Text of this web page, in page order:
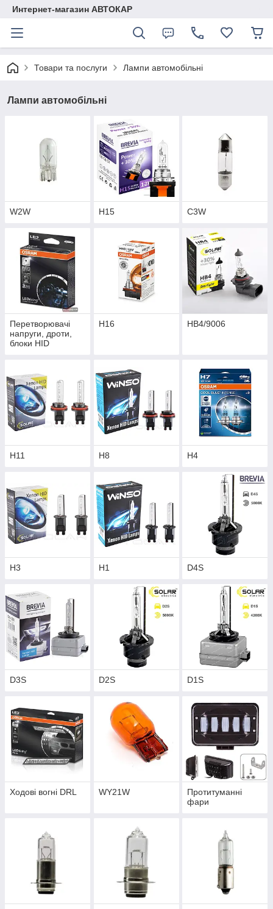
Интернет-магазин АВТОКАР
Товари та послуги Лампи автомобільні
Лампи автомобільні
W2W H15 C3W
Перетворювачі
напруги, дроти,
блоки HID
H16 HB4/9006
H11 H8 H4
H3 H1 D4S
D3S D2S D1S
Ходові вогні DRL WY21W
Протитуманні
фари